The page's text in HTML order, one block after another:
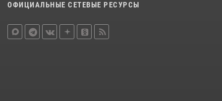
ОФИЦИАЛЬНЫЕ СЕТЕВЫЕ РЕСУРСЫ